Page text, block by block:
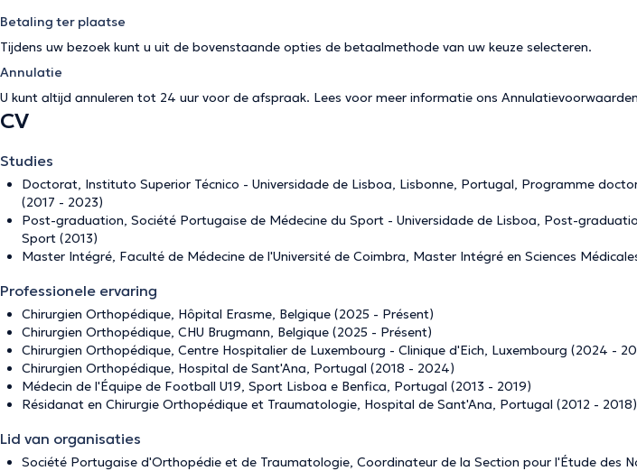
Betaling ter plaatse
Tijdens uw bezoek kunt u uit de bovenstaande opties de betaalmethode van uw keuze selecteren.
Annulatie
U kunt altijd annuleren tot 24 uur voor de afspraak. Lees voor meer informatie ons Annulatievoorwaarden
CV
Studies
Doctorat, Instituto Superior Técnico - Universidade de Lisboa, Lisbonne, Portugal, Programme
(2017 - 2023)
Post-graduation, Société Portugaise de Médecine du Sport - Universidade de Lisboa, Post-
Sport (2013)
Master Intégré, Faculté de Médecine de l'Université de Coimbra, Master Intégré en Sciences
Professionele ervaring
Chirurgien Orthopédique, Hôpital Erasme, Belgique (2025 - Présent)
Chirurgien Orthopédique, CHU Brugmann, Belgique (2025 - Présent)
Chirurgien Orthopédique, Centre Hospitalier de Luxembourg - Clinique d'Eich, Luxembourg (2024 -
Chirurgien Orthopédique, Hospital de Sant'Ana, Portugal (2018 - 2024)
Médecin de l'Équipe de Football U19, Sport Lisboa e Benfica, Portugal (2013 - 2019)
Résidanat en Chirurgie Orthopédique et Traumatologie, Hospital de Sant'Ana, Portugal (2012 - 2018)
Lid van organisaties
Société Portugaise d'Orthopédie et de Traumatologie, Coordinateur de la Section pour l'Étude des